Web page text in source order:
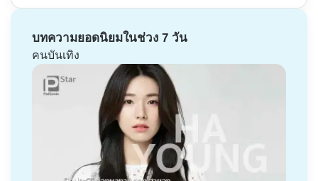
บทความยอดนิยมในช่วง 7 วัน
คนบันเทิง